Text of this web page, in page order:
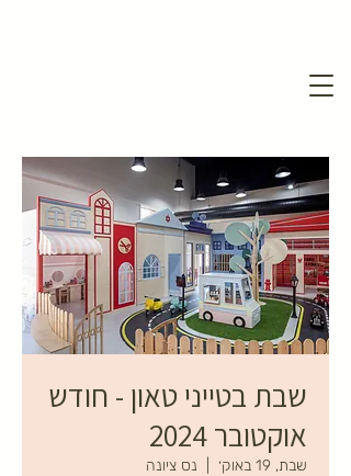
שבת בטייני טאון - חודש
אוקטובר 2024
שבת, 19 באוק׳ נס ציונה